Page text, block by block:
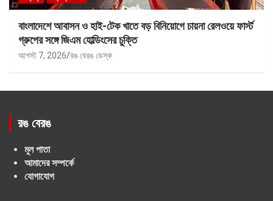
বাংলাদেশে আবাসন ও হাই-টেক খাতে বড় বিনিয়োগে চায়না রেলওয়ে ফার্স্ট
গ্রুপের সঙ্গে জিএম হোল্ডিংসের চুক্তি
আগস্ট 7, 2026 রঙ বেরঙ ডেস্ক
রঙ বেরঙ
মূল পাতা
আমাদের সম্পর্কে
যোগাযোগ